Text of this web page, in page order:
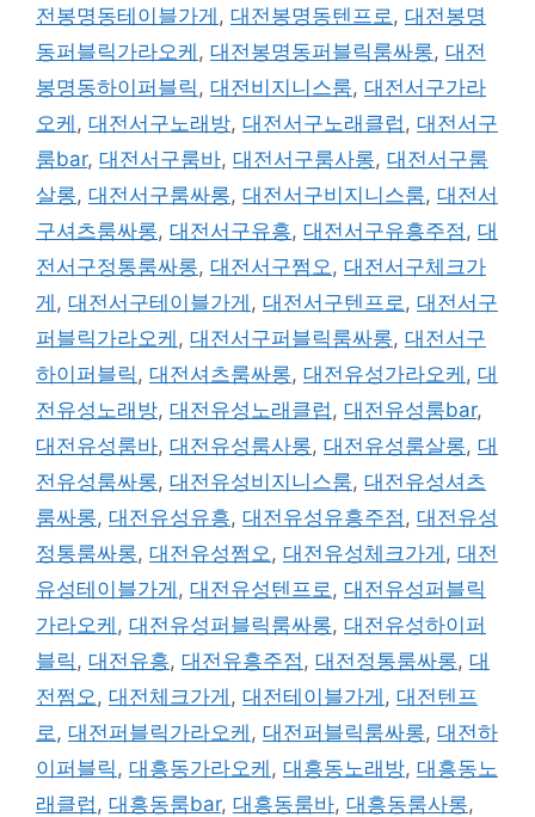
전봉명동테이블가게 , 대전봉명동텐프로, 대전봉명
동퍼블릭가라오케 , 대전봉명동퍼블릭룸싸롱, 대전
봉명동하이퍼블릭, 대전비지니스룸, 대전서구가라
오케 , 대전서구노래방, 대전서구노래클럽, 대전서구
룸bar, 대전서구룸바, 대전서구룸사롱, 대전서구룸
살롱, 대전서구룸싸롱, 대전서구비지니스룸, 대전서
구셔츠룸싸롱, 대전서구유흥, 대전서구유흥주점, 대
전서구정통룸싸롱, 대전서구쩜오, 대전서구체크가
게 , 대전서구테이블가게 , 대전서구텐프로, 대전서구
퍼블릭가라오케 , 대전서구퍼블릭룸싸롱, 대전서구
하이퍼블릭, 대전셔츠룸싸롱, 대전유성가라오케 , 대
전유성노래방, 대전유성노래클럽, 대전유성룸bar,
대전유성룸바, 대전유성룸사롱, 대전유성룸살롱, 대
전유성룸싸롱, 대전유성비지니스룸, 대전유성셔츠
룸싸롱, 대전유성유흥, 대전유성유흥주점, 대전유성
정통룸싸롱, 대전유성쩜오, 대전유성체크가게 , 대전
유성테이블가게 , 대전유성텐프로, 대전유성퍼블릭
가라오케 , 대전유성퍼블릭룸싸롱, 대전유성하이퍼
블릭, 대전유흥, 대전유흥주점, 대전정통룸싸롱, 대
전쩜오, 대전체크가게 , 대전테이블가게 , 대전텐프
로, 대전퍼블릭가라오케 , 대전퍼블릭룸싸롱, 대전하
이퍼블릭, 대흥동가라오케 , 대흥동노래방, 대흥동노
래클럽, 대흥동룸bar, 대흥동룸바, 대흥동룸사롱,